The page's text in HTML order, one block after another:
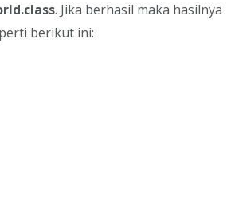
. Jika berhasil maka hasilnya
berikut ini: